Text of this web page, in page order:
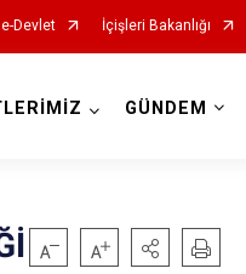
e-Devlet İçişleri Bakanlığı
GÜNDEM